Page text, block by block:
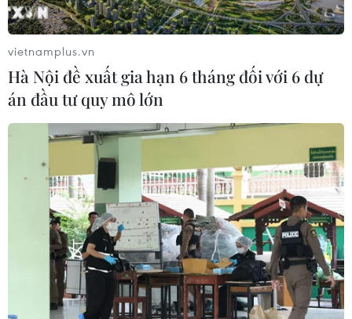
TIN CÙNG CHUYÊN MỤC
Kết luận thanh tra về cơ sở nhà, đất
dôi dư sau sắp xếp tại thành phố Hải
Phòng
08/08/2026 12:53
Hà Nội kiên quyết xử lý vi phạm tại
vietnamplus.vn
Hà Nội đề xuất gia hạn 6 tháng đối với 6 dự
án đầu tư quy mô lớn